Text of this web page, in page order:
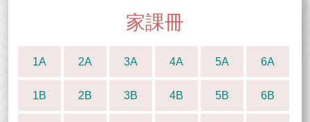
家課冊
1A 2A 3A 4A 5A 6A
1B 2B 3B 4B 5B 6B